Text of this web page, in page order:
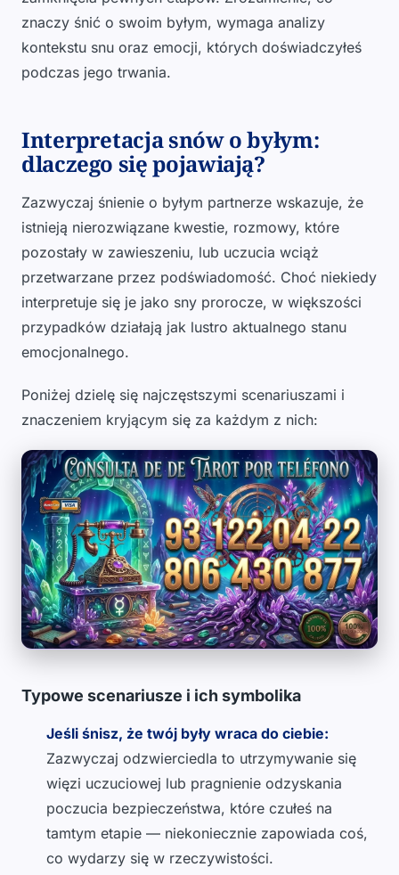
znaczy śnić o swoim byłym, wymaga analizy
kontekstu snu oraz emocji, których doświadczyłeś
podczas jego trwania.
Interpretacja snów o byłym:
dlaczego się pojawiają?
Zazwyczaj śnienie o byłym partnerze wskazuje, że
istnieją nierozwiązane kwestie, rozmowy, które
pozostały w zawieszeniu, lub uczucia wciąż
przetwarzane przez podświadomość. Choć niekiedy
interpretuje się je jako sny prorocze, w większości
przypadków działają jak lustro aktualnego stanu
emocjonalnego.
Poniżej dzielę się najczęstszymi scenariuszami i
znaczeniem kryjącym się za każdym z nich:
Typowe scenariusze i ich symbolika
Jeśli śnisz, że twój były wraca do ciebie:
Zazwyczaj odzwierciedla to utrzymywanie się
więzi uczuciowej lub pragnienie odzyskania
poczucia bezpieczeństwa, które czułeś na
tamtym etapie — niekoniecznie zapowiada coś,
co wydarzy się w rzeczywistości.